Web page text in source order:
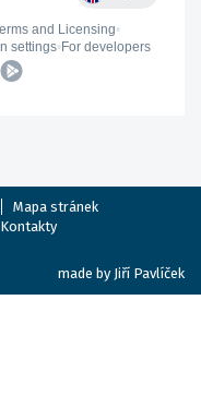
Mapa stránek
Kontakty
made by Jiří Pavlíček